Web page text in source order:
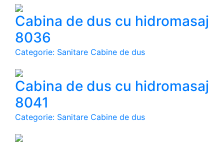
Cabina de dus cu hidromasaj
8036
Categorie: Sanitare Cabine de dus
Cabina de dus cu hidromasaj
8041
Categorie: Sanitare Cabine de dus